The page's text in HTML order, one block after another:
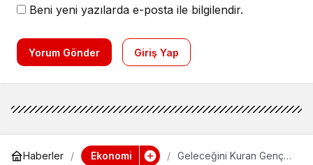
Beni yeni yazılarda e-posta ile bilgilendir.
Yorum Gönder Giriş Yap
Haberler Ekonomi
Geleceğini Kuran Genç